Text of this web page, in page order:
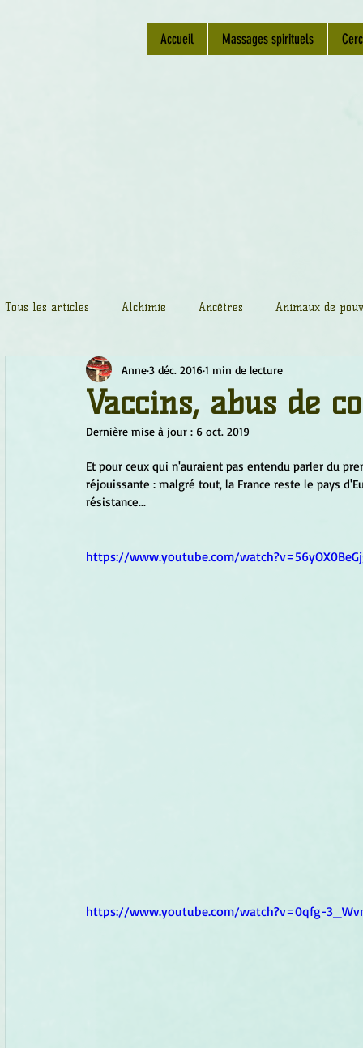
Accueil Massages spirituels
Tous les articles Alchimie Ancêtres Animaux de
Chamanisme Champignons Conscience
Fleurs de Bach Géométrie sacrée
Objets de pouvoir
Vaccins, abus de
Anne3 déc. 20161 min de lecture
Dernière mise à jour : 6 oct. 2019
Et pour ceux qui n'auraient pas entendu parler du
réjouissante : malgré tout, la France reste le pays
résistance...
https://www.youtube.com/
https://www.youtube.com/watch?v=0qfg-